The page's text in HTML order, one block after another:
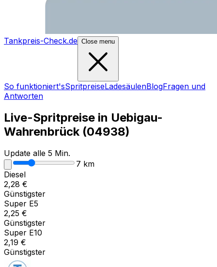
Tankpreis-Check.de Close menu
So funktioniert'sSpritpreiseLadesäulenBlogFragen und
Antworten
Live-Spritpreise in Uebigau-
Wahrenbrück (04938)
Update alle 5 Min.
7 km
Diesel
2,28 €
Günstigster
Super E5
2,25 €
Günstigster
Super E10
2,19 €
Günstigster